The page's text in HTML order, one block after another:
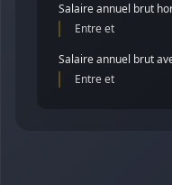
Salaire annuel brut
Entre et
Salaire annuel brut
Entre et